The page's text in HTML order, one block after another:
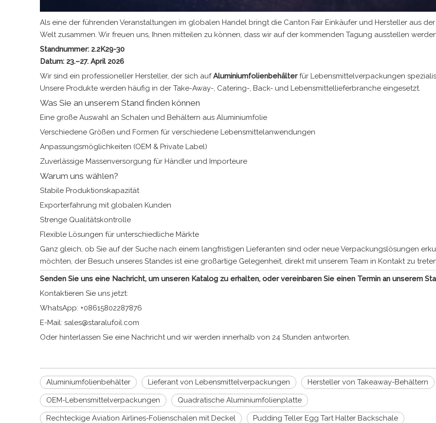
Als eine der führenden Veranstaltungen im globalen Handel bringt die Canton Fair Einkäufer und Hersteller aus
Welt zusammen. Wir freuen uns, Ihnen mitteilen zu können, dass wir auf der kommenden Tagung ausstellen
Standnummer: 2.2K29-30
Datum: 23.–27. April 2026
Wir sind ein professioneller Hersteller, der sich aufAluminiumfolienbehälterfür Lebensmittelverpackungen
Unsere Produkte werden häufig in der Take-Away-, Catering-, Back- und Lebensmittellieferbranche eingesetzt.
Was Sie an unserem Stand finden können
Eine große Auswahl an Schalen und Behältern aus Aluminiumfolie
Verschiedene Größen und Formen für verschiedene Lebensmittelanwendungen
Anpassungsmöglichkeiten (OEM & Private Label)
Zuverlässige Massenversorgung für Händler und Importeure
Warum uns wählen?
Stabile Produktionskapazität
Exporterfahrung mit globalen Kunden
Strenge Qualitätskontrolle
Flexible Lösungen für unterschiedliche Märkte
Ganz gleich, ob Sie auf der Suche nach einem langfristigen Lieferanten sind oder neue Verpackungslösungen
möchten, der Besuch unseres Standes ist eine großartige Gelegenheit, direkt mit unserem Team in Kontakt zu
Senden Sie uns eine Nachricht, um unseren Katalog zu erhalten, oder vereinbaren Sie einen Termin an unserem
Kontaktieren Sie uns jetzt:
WhatsApp: +08615802287876
E-Mail: sales@staralufoil.com
Oder hinterlassen Sie eine Nachricht und wir werden innerhalb von 24 Stunden antworten.
Aluminiumfolienbehälter Lieferant von Lebensmittelverpackungen Hersteller von Takeaway-Behältern
OEM-Lebensmittelverpackungen Quadratische Aluminiumfolienplatte
Rechteckige Aviation Airlines-Folienschalen mit Deckel Pudding Teller Egg Tart Halter Backschale